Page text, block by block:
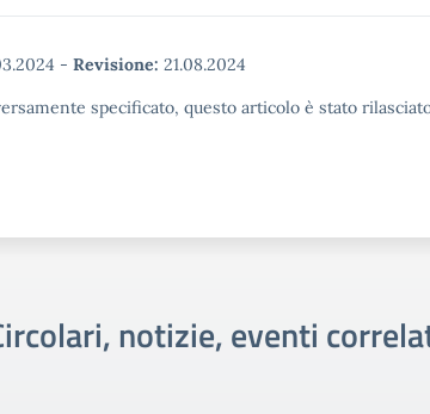
- Revisione: 21.08.2024
specificato, questo articolo è stato
notizie, eventi